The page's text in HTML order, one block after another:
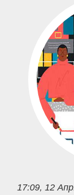
17:09, 12